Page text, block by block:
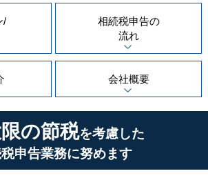
/
相続税申告の
流れ
会社概要
の節税を考慮した
申告業務に努めます